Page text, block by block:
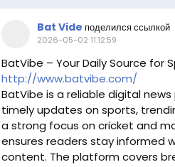
Bat Vide поделился ссылкой
2026-05-02 11:12:59
BatVibe – Your Daily Source for
http://www.batvibe.com/
BatVibe is a reliable digital
timely updates on sports,
a strong focus on cricket and
ensures readers stay informed
content. The platform covers